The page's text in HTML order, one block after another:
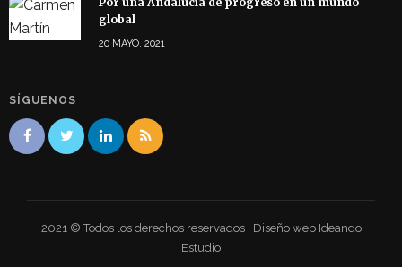
global
20 MAYO, 2021
SÍGUENOS
2021 © Todos los derechos reservados | Diseño web Ideando
Estudio